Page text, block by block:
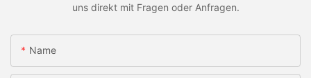
uns direkt mit Fragen oder Anfragen.
Name